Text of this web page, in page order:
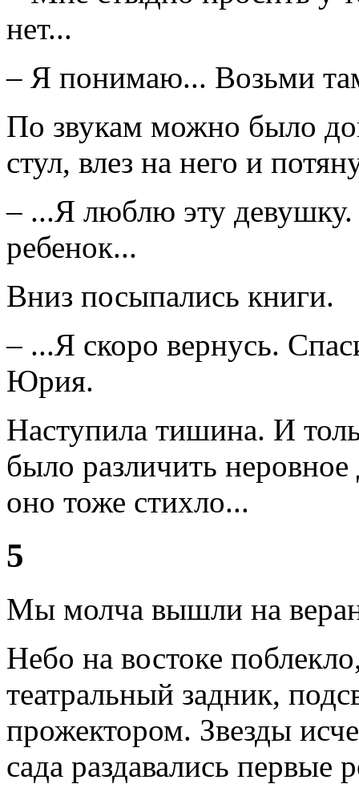
нет...
– Я понимаю... Возьми
По звукам можно было
стул, влез на него и
– ...Я люблю эту
ребенок...
Вниз посыпались книги.
– ...Я скоро вернусь.
Юрия.
Наступила тишина. И
было различить
оно тоже стихло...
5
Мы молча вышли на
Небо на востоке
театральный задник,
прожектором. Звезды
сада раздавались первые